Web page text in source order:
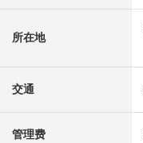
所在地
交通
管理费